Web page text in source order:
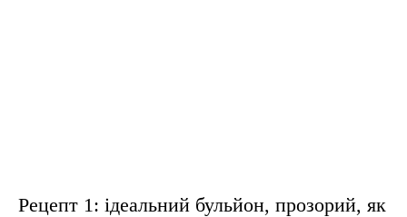
Рецепт 1: ідеальний бульйон, прозорий, як